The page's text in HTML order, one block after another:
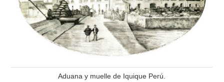
Aduana y muelle de Iquique Perú.